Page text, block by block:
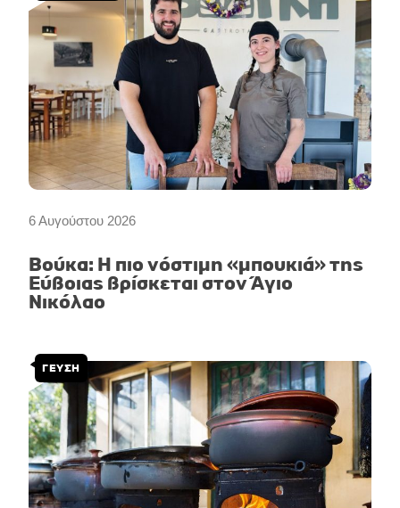
6 Αυγούστου 2026
Βούκα: Η πιο νόστιμη «μπουκιά» της
Εύβοιας βρίσκεται στον Άγιο
Νικόλαο
ΓΕΥΣΗ